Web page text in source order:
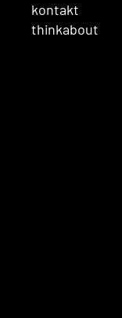
kontakt
thinkabout